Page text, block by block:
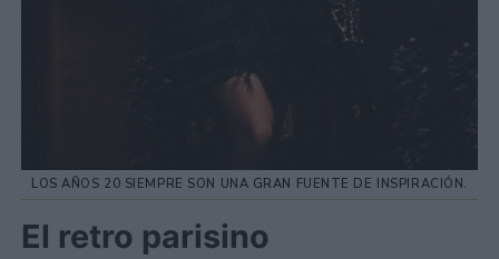
LOS AÑOS 20 SIEMPRE SON UNA GRAN FUENTE DE INSPIRACIÓN.
El retro parisino